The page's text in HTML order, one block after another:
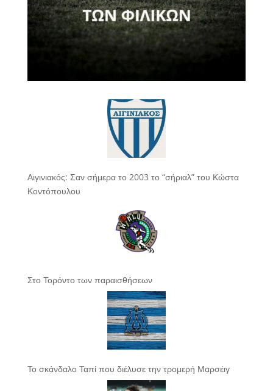
Αιγινιακός: Σαν σήμερα το 2003 το “σήριαλ” του Κώστα
Κοντόπουλου
Στο Τορόντο των παραισθήσεων
Το σκάνδαλο Ταπί που διέλυσε την τρομερή Μαρσέιγ